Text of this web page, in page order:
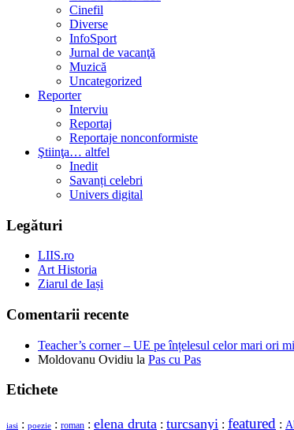
Cinefil
Diverse
InfoSport
Jurnal de vacanţă
Muzică
Uncategorized
Reporter
Interviu
Reportaj
Reportaje nonconformiste
Ştiinţa… altfel
Inedit
Savanți celebri
Univers digital
Legături
LIIS.ro
Art Historia
Ziarul de Iași
Comentarii recente
Teacher’s corner – UE pe înțelesul celor mari ori
Moldovanu Ovidiu la Pas cu Pas
Etichete
iasi : poezie : roman : elena druta : turcsanyi : featured :